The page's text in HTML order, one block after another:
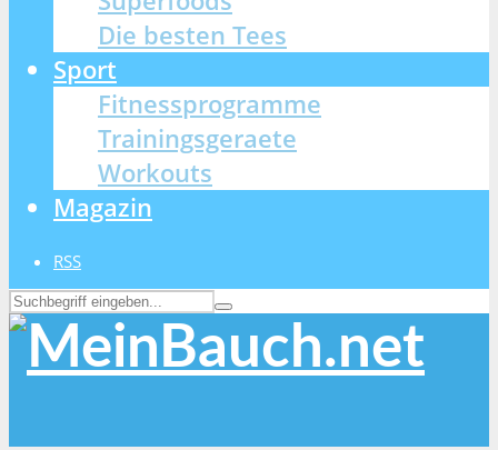
Die besten Tees
Sport
Fitnessprogramme
Trainingsgeraete
Workouts
Magazin
RSS